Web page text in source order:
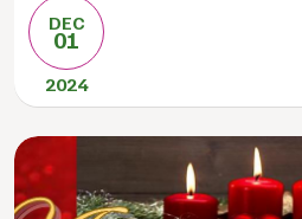
DEC
01
2024